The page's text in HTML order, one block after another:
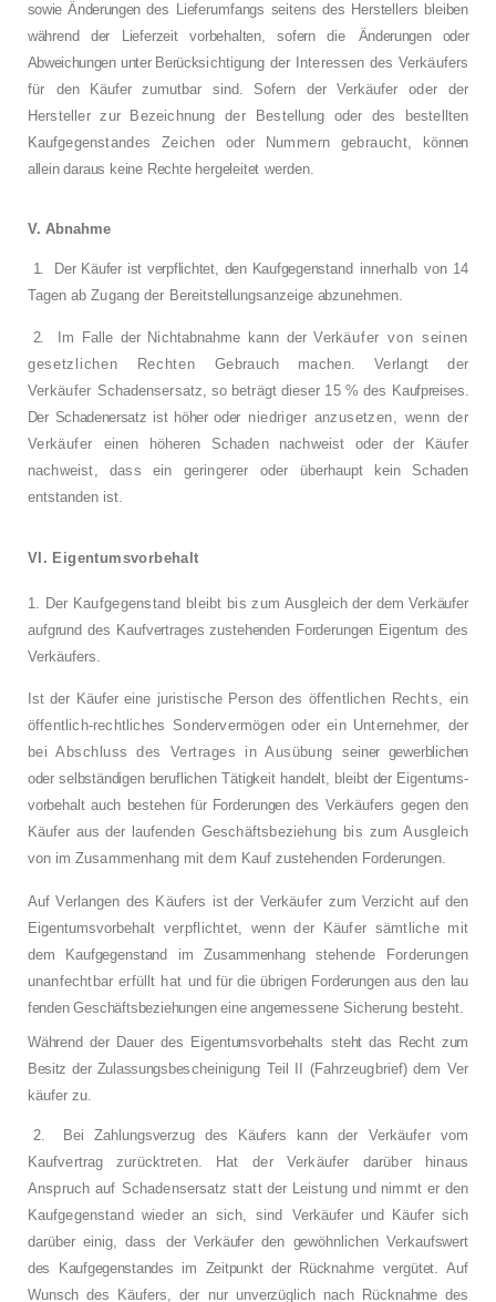
sowie Änderungen des Lieferumfangs seitens des Herstellers bleiben
während der Lieferzeit vorbehalten, sofern die
Änderungen oder
Abweichungen unter Berück­sichtigung der Interessen des Verkäufers
für
den Käufer zumutbar sind. Sofern der Verkäu­fer oder der
Hersteller zur Bezeichnung der
Bestellung oder des bestellten
Kaufgegens­tandes Zeichen oder Nummern gebraucht,
können
allein daraus keine Rechte hergeleitet werden.
V. Abnahme
1. Der Käufer ist verpflichtet, den Kaufgegens­tand innerhalb von 14
Tagen ab Zugang der Bereitstellungsanzeige abzunehmen.
2. Im Falle der Nichtabnahme kann der Ver­käufer von seinen
gesetzlichen Rechten
Gebrauch machen. Verlangt der
Verkäufer Schadensersatz, so beträgt dieser 15 % des Kaufpreises.
Der Schadenersatz ist höher oder niedriger anzusetzen, wenn der
Verkäufer
einen höheren Schaden nachweist oder der
Käufer
nachweist, dass ein geringerer oder
überhaupt kein Schaden
entstanden ist.
VI. Eigentumsvorbehalt
1. Der Kaufgegenstand bleibt bis zum Aus­gleich der dem Verkäufer
aufgrund des Kauf­vertrages zustehenden Forderungen Eigentum des
Verkäufers.
Ist der Käufer eine juristische Person des öf­fentlichen Rechts, ein
öffentlich-rechtliches Sondervermögen oder ein Unternehmer, der
bei Abschluss des Vertrages in Ausübung
seiner gewerblichen
oder selbständigen beruf­lichen Tätigkeit handelt, bleibt der Eigentums­
vorbehalt auch bestehen für Forderungen des Verkäufers gegen den
Käufer aus der laufen­den Geschäftsbeziehung bis zum Ausgleich
von im Zusammenhang mit dem Kauf zuste­henden Forderungen.
Auf Verlangen des Käufers ist der Verkäufer zum Verzicht auf den
Eigentumsvorbehalt verpflichtet, wenn der Käufer sämtliche mit
dem Kaufgegenstand im Zusammenhang ste­hende Forderungen
unanfechtbar erfüllt hat und für die übrigen Forderungen aus den lau­
fenden Geschäftsbeziehungen eine angemes­sene Sicherung besteht.
Während der Dauer des Eigentumsvorbehalts steht das Recht zum
Besitz der Zulassungsbe­scheinigung Teil II (Fahrzeugbrief) dem Ver­
käufer zu.
2. Bei Zahlungsverzug des Käufers kann der
Verkäufer vom
Kaufvertrag zurücktreten. Hat
der Verkäufer darüber hinaus
Anspruch auf Schadensersatz statt der Leistung und nimmt er den
Kaufgegenstand wieder an sich, sind
Verkäufer und Käufer sich
darüber einig, dass
der Verkäufer den gewöhnlichen Verkaufswert
des Kaufgegenstandes im Zeitpunkt der Rück­nahme vergütet. Auf
Wunsch des Käufers, der
nur unverzüglich nach Rücknahme des